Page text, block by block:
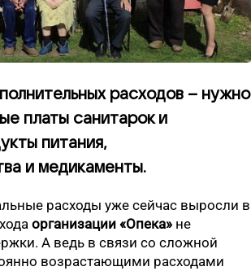
расходов – нужно
платы санитарок и
питания,
и медикаменты.
расходы уже сейчас выросли в
организации «Опека» не
А ведь в связи со сложной
возрастающими расходами